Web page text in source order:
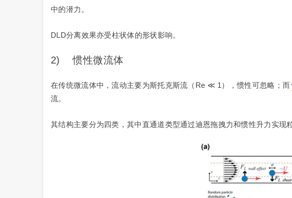
中的潜力。
DLD分离效果亦受柱状体的形状影响。
2) 惯性微流体
在传统微流体中，流动主要为斯托克斯流（Re ≪ 1），惯性可忽略；而
流。
其结构主要分为四类，其中直通道类型通过迪恩拖拽力和惯性升力实现